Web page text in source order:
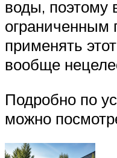
воды, поэтому
ограниченным
применять
вообще
Подробно по
можно